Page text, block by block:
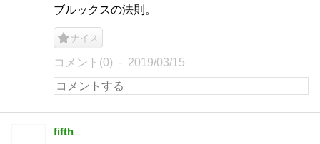
ブルックスの法則。
ナイス
コメント(0) 2019/03/15
fifth